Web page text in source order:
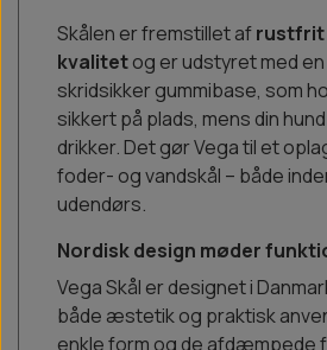
Skålen er fremstillet afrustfrit
kvalitetog er udstyret med
skridsikker gummibase, som
sikkert på plads, mens din
drikker. Det gør Vega til et
foder- og vandskål – både
udendørs.
Nordisk design møder
Vega Skål er designet i
både æstetik og praktisk
enkle form og de afdæmpede